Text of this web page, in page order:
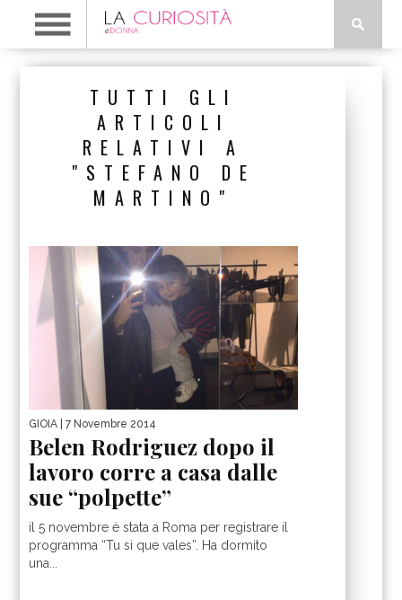
TUTTI GLI
ARTICOLI
RELATIVI A
"STEFANO DE
MARTINO"
GIOIA | 7 Novembre 2014
Belen Rodriguez dopo il
lavoro corre a casa dalle
sue “polpette”
il 5 novembre è stata a Roma per registrare il
programma “Tu si que vales”. Ha dormito
una...